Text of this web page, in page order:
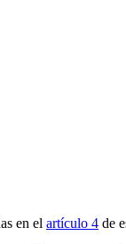
en el artículo 4 de